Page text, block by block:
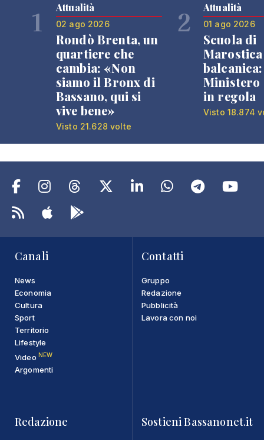
1 Attualità
02 ago 2026
Rondò Brenta, un
quartiere che
cambia: «Non
siamo il Bronx di
Bassano, qui si
vive bene»
Visto 21.628 volte
2 Attualità
01 ago 2026
Scuola di
Ministero
in regola
Visto 18.874
Canali
News
Economia
Cultura
Sport
Territorio
Lifestyle
Video NEW
Argomenti
Contatti
Gruppo
Redazione
Pubblicità
Lavora con noi
Redazione Sostieni Bassanonet.it